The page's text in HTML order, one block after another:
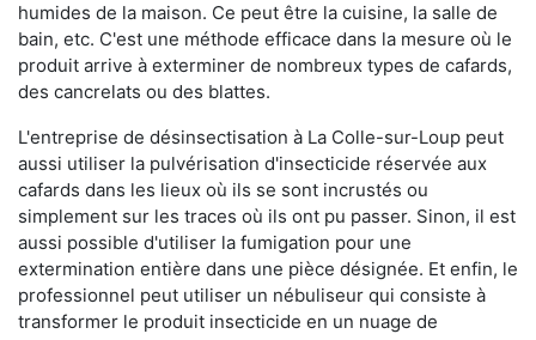
humides de la maison. Ce peut être la cuisine, la salle de
bain, etc. C'est une méthode efficace dans la mesure où le
produit arrive à exterminer de nombreux types de cafards,
des cancrelats ou des blattes.
L'entreprise de désinsectisation à La Colle-sur-Loup peut
aussi utiliser la pulvérisation d'insecticide réservée aux
cafards dans les lieux où ils se sont incrustés ou
simplement sur les traces où ils ont pu passer. Sinon, il est
aussi possible d'utiliser la fumigation pour une
extermination entière dans une pièce désignée. Et enfin, le
professionnel peut utiliser un nébuliseur qui consiste à
transformer le produit insecticide en un nuage de